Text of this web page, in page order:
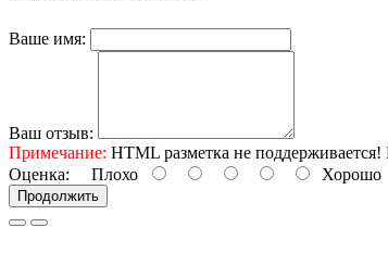
Ваше имя:
Ваш отзыв:
Примечание: HTML разметка не
Оценка: Плохо Хорошо
Продолжить